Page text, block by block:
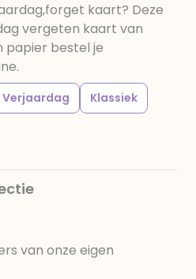
kaart? Deze
vergeten kaart van
papier bestel je
Verjaardag
Klassiek
van onze eigen